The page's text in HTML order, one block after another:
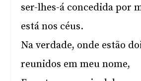
ser-lhes-á concedida por
está nos céus.
Na verdade, onde estão
reunidos em meu nome,